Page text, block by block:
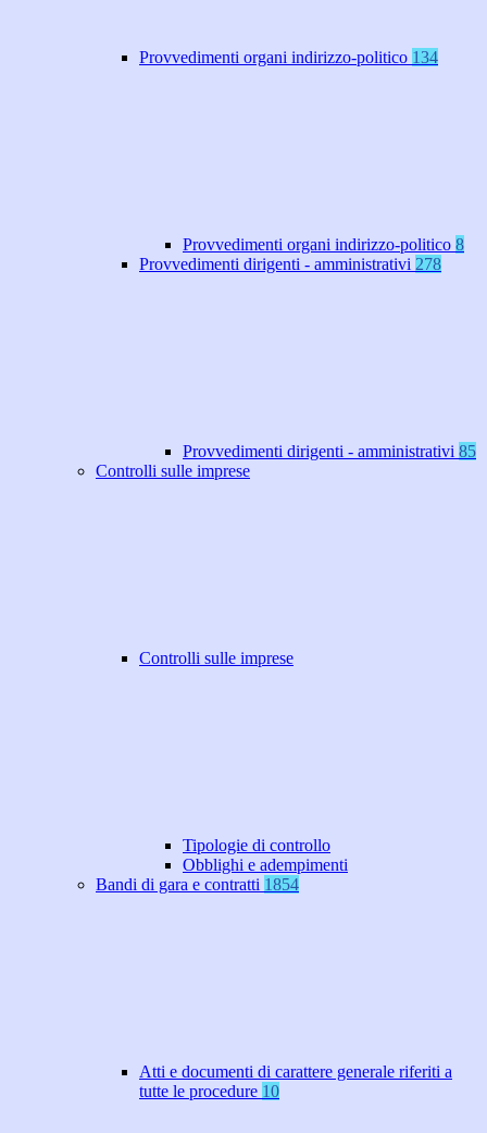
Provvedimenti organi indirizzo-politico 134
Provvedimenti organi indirizzo-politico 8
Provvedimenti dirigenti - amministrativi 278
Provvedimenti dirigenti - amministrativi 85
Controlli sulle imprese
Controlli sulle imprese
Tipologie di controllo
Obblighi e adempimenti
Bandi di gara e contratti 1854
Atti e documenti di carattere generale riferiti a
tutte le procedure 10